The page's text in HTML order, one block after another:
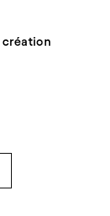
création